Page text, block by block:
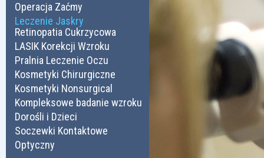
Operacja Zaćmy
Leczenie Jaskry
Retinopatia Cukrzycowa
LASIK Korekcji Wzroku
Pralnia Leczenie Oczu
Kosmetyki Chirurgiczne
Kosmetyki Nonsurgical
Kompleksowe badanie wzroku
Dorośli i Dzieci
Soczewki Kontaktowe
Optyczny